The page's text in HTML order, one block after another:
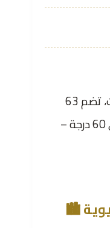
على بعد 30 دقيقة من البحر الميت، تضم 63
ينبوعًا ساخنًا بدرجات حرارة تصل إلى 60 درجة –